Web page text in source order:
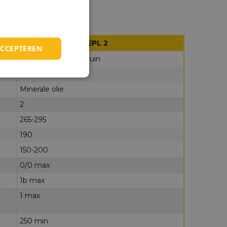
Castrol Spheerol EPL 2
Amberkleurig tot bruin
Minerale olie
2
265-295
190
150-200
0/0 max
1b max
1 max
250 min